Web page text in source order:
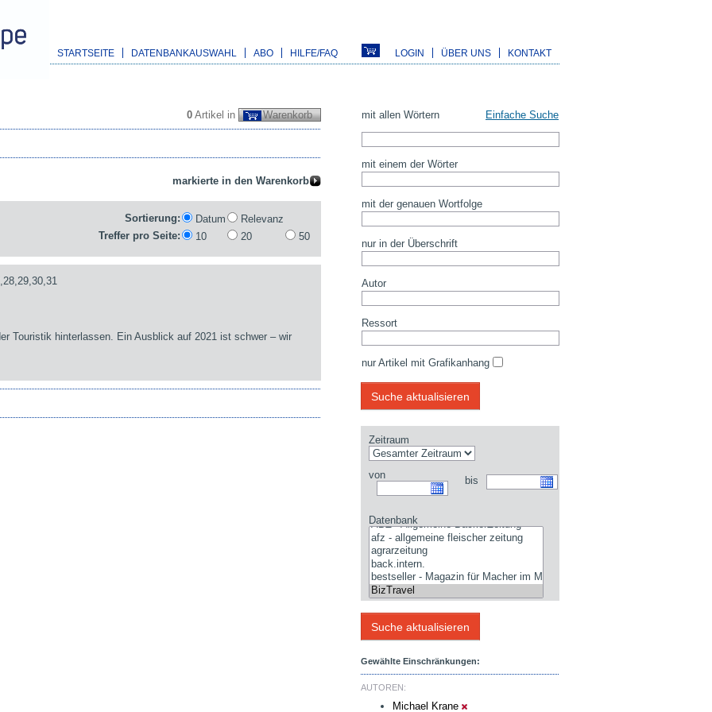
STARTSEITE DATENBANKAUSWAHL ABO HILFE/FAQ LOGIN ÜBER UNS KONTAKT
0 Artikel in Warenkorb
Sortierung: Datum
Relevanz
Treffer pro Seite:
10 20 50
Touristik hinterlassen. Ein Ausblick auf 2021 ist schwer – wir
mit allen Wörtern Einfache Suche
mit einem der Wörter
mit der genauen Wortfolge
nur in der Überschrift
Autor
Ressort
nur Artikel mit Grafikanhang
Zeitraum
von bis
Datenbank
Gewählte Einschränkungen:
AUTOREN:
Michael Krane